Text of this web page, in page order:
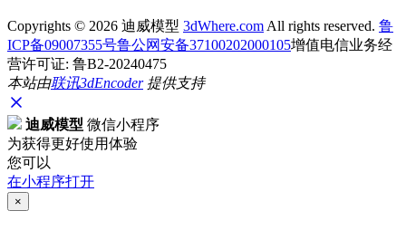
Copyrights © 2026 迪威模型 3dWhere.com All rights reserved. 鲁
ICP备09007355号鲁公网安备37100202000105增值电信业务经
营许可证: 鲁B2-20240475
本站由联讯3dEncoder提供支持
迪威模型 微信小程序
为获得更好使用体验
您可以
在小程序打开
×